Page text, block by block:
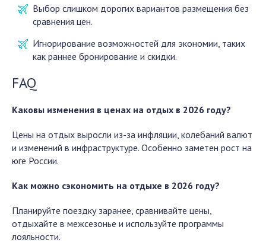
Выбор слишком дорогих вариантов размещения без
сравнения цен.
Игнорирование возможностей для экономии, таких
как раннее бронирование и скидки.
FAQ
Каковы изменения в ценах на отдых в 2026 году?
Цены на отдых выросли из-за инфляции, колебаний валют
и изменений в инфраструктуре. Особенно заметен рост на
юге России.
Как можно сэкономить на отдыхе в 2026 году?
Планируйте поездку заранее, сравнивайте цены,
отдыхайте в межсезонье и используйте программы
лояльности.